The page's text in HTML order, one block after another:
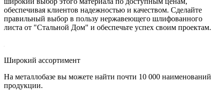
обеспечивая клиентов надежностью и качеством. Сделайте
правильный выбор в пользу нержавеющего шлифованного
листа от "Стальной Дом" и обеспечьте успех своим проектам.
Широкий ассортимент
На металлобазе вы можете найти почти 10 000 наименований
продукции.